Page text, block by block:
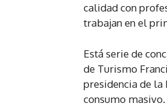
calidad con
trabajan en el
Está serie de
de Turismo
presidencia de
consumo masivo.